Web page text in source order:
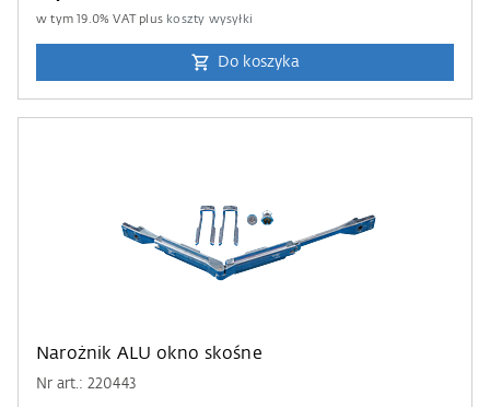
w tym19.0% VAT plus koszty wysyłki
Do koszyka
Narożnik ALU okno skośne
Nr art.: 220443